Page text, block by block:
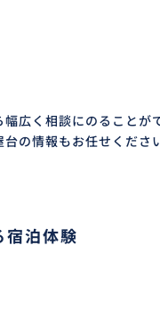
広く相談にのることが
の情報もお任せくださ
宿泊体験